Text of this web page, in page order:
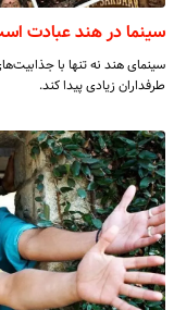
سینما در هند عبادت
سینمای هند نه تنها با
طرفداران زیادی پیدا کند.